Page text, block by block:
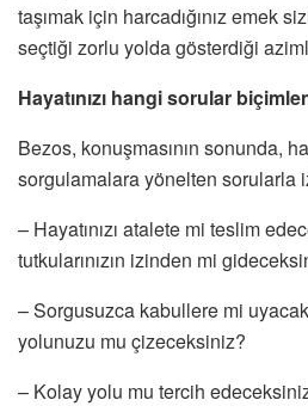
taşımak için harcadığınız emek
seçtiği zorlu yolda gösterdiği
Hayatınızı hangi sorular
Bezos, konuşmasının sonunda,
sorgulamalara yönelten sorularla
– Hayatınızı atalete mi teslim
tutkularınızın izinden mi
– Sorgusuzca kabullere mi
yolunuzu mu çizeceksiniz?
– Kolay yolu mu tercih